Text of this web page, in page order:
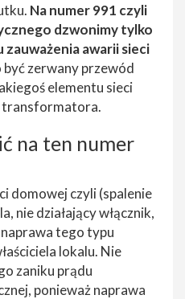
Na numer 991 czyli
dzwonimy tylko
zauważenia awarii sieci
być zerwany przewód
elementu sieci
transformatora.
na ten numer
domowej czyli (spalenie
nie działający włącznik,
tego typu
lokalu. Nie
zaniku prądu
ponieważ naprawa